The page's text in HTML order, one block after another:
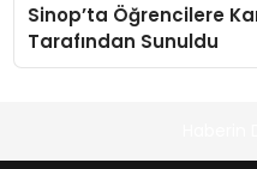
Sinop’ta Öğrencilere
Tarafından Sunuldu